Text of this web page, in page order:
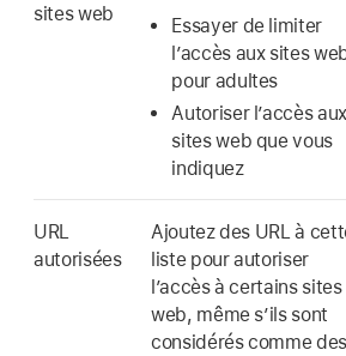
sites web
Essayer de limiter
l’accès aux sites
pour adultes
Autoriser l’accès aux
sites web que vous
indiquez
URL
autorisées
Ajoutez des URL à
liste pour autoriser
l’accès à certains sites
web, même s’ils sont
considérés comme des